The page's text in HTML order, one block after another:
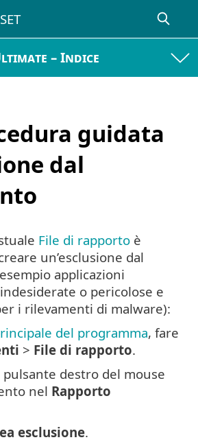
– Indice
guidata
dal
File di rapporto è
un’esclusione dal
applicazioni
o pericolose e
i rilevamenti di malware):
del programma, fare
> File di rapporto.
pulsante destro del mouse
nel Rapporto
esclusione.